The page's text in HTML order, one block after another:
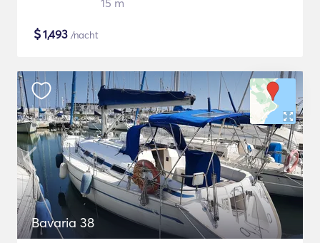
15 m
$1,493 /nacht
Bavaria 38